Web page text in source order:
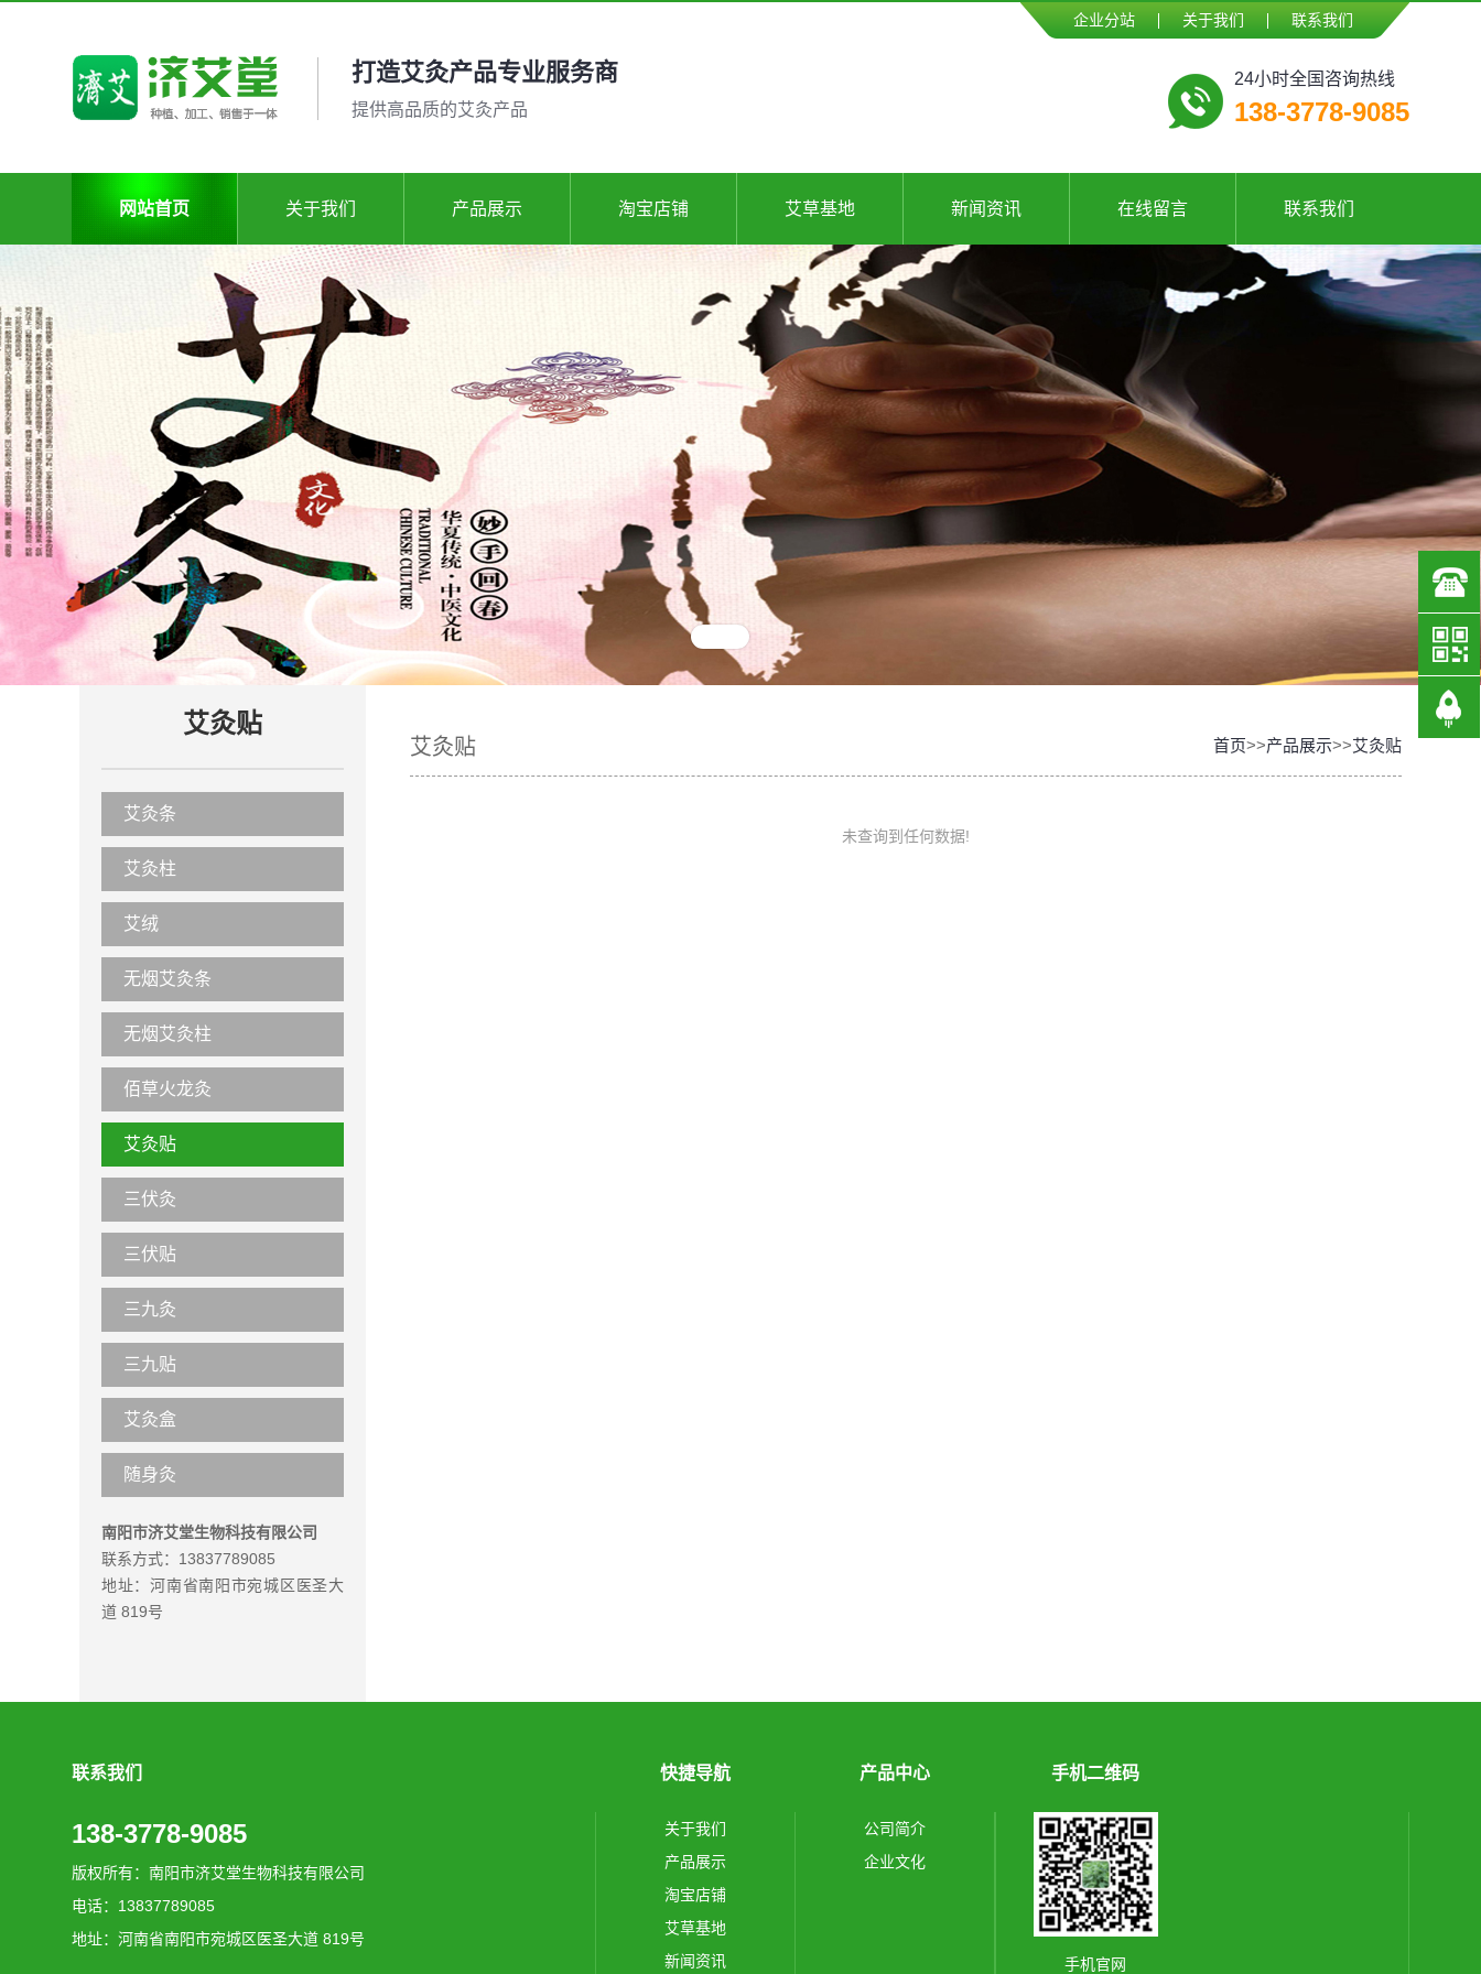
打造艾灸产品专业服务商
提供高品质的艾灸产品
企业分站 关于我们 联系我们
24小时全国咨询热线
138-3778-9085
网站首页 关于我们 产品展示 淘宝店铺 艾草基地 新闻资讯 在线留言 联系我们
艾灸贴
艾灸条
艾灸柱
艾绒
无烟艾灸条
无烟艾灸柱
佰草火龙灸
艾灸贴
三伏灸
三伏贴
三九灸
三九贴
艾灸盒
随身灸
南阳市济艾堂生物科技有限公司
联系方式：13837789085
地址：河南省南阳市宛城区医圣大
道 819号
艾灸贴 首页>>产品展示>>艾灸贴
未查询到任何数据!
联系我们
138-3778-9085
版权所有：南阳市济艾堂生物科技有限公司
电话：13837789085
地址：河南省南阳市宛城区医圣大道 819号
快捷导航
关于我们
产品展示
淘宝店铺
艾草基地
新闻资讯
产品中心
公司简介
企业文化
手机二维码
手机官网